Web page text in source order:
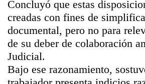
Concluyó que estas
creadas con fines de
documental, pero no para
de su deber de colaboración
Judicial.
Bajo ese razonamiento,